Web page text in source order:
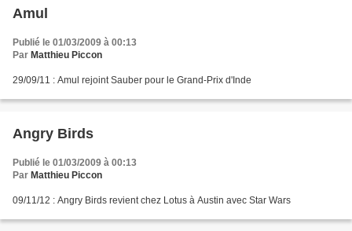
Amul
Publié le 01/03/2009 à 00:13
Par Matthieu Piccon
29/09/11 : Amul rejoint Sauber pour le Grand-Prix d'Inde
Angry Birds
Publié le 01/03/2009 à 00:13
Par Matthieu Piccon
09/11/12 : Angry Birds revient chez Lotus à Austin avec Star Wars